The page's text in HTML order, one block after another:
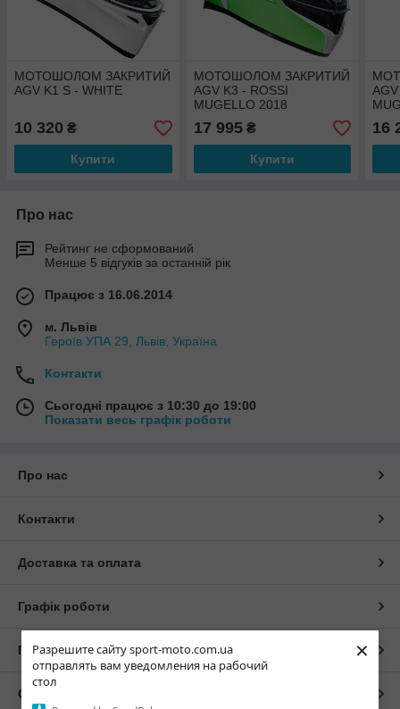
Разрешите сайту sport-moto.com.ua
отправлять вам уведомления на рабочий
стол
×
МОТОШОЛОМ ЗАКРИТИЙ
AGV K1 S - WHITE
10 320 ₴
Купити
МОТОШОЛОМ ЗАКРИТИЙ
AGV K3 - ROSSI
MUGELLO 2018
17 995₴
Купити
16
Про нас
Рейтинг не сформований
Менше 5 відгуків за останній рік
Працює з 16.06.2014
м. Львів
Героїв УПА 29, Львів, Україна
Контакти
Сьогодні працює з 10:30 до 19:00
Показати весь графік роботи
Про нас
Контакти
Доставка та оплата
Графік роботи
Повна версія сайту
Сайт створено на маркетплейсі